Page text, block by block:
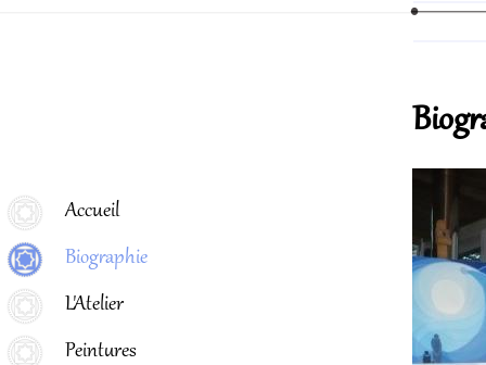
Menu principal
Accueil
Biographie
L'Atelier
Peintures